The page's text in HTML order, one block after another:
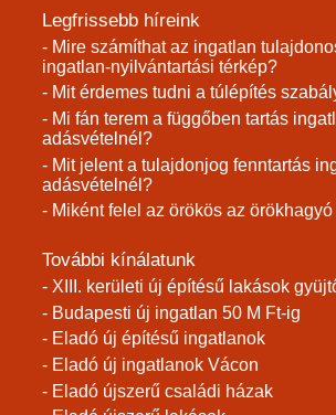
Legfrissebb híreink
- Mire számíthat az ingatlan
ingatlan-nyilvántartási térkép?
- Mit érdemes tudni a túlépítés
- Mi fán terem a függőben tartás
adásvételnél?
- Mit jelent a tulajdonjog fenntartás
adásvételnél?
- Miként felel az örökös az
További kínálatunk
- XIII. kerületi új építésű lakások
- Budapesti új ingatlan 50 M Ft-ig
- Eladó új építésű ingatlanok
- Eladó új ingatlanok Vácon
- Eladó újszerű családi házak